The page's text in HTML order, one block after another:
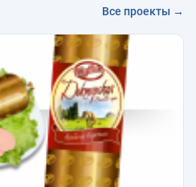
Все проекты →